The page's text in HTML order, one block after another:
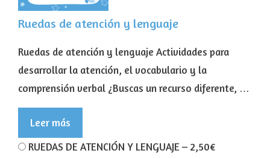
Ruedas de atención y lenguaje
Ruedas de atención y lenguaje Actividades para
desarrollar la atención, el vocabulario y la
comprensión verbal ¿Buscas un recurso diferente, …
Leer más
RUEDAS DE ATENCIÓN Y LENGUAJE – 2,50€